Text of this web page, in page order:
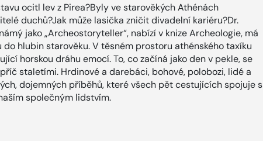
ocitl lev z Pirea?Byly ve starověkých Athénách
duchů?Jak může lasička zničit divadelní kariéru?Dr.
jako „Archeostoryteller“, nabízí v knize Archeologie, má
hlubin starověku. V těsném prostoru athénského taxíku
horskou dráhu emocí. To, co začíná jako den v pekle, se
staletími. Hrdinové a darebáci, bohové, polobozi, lidé a
dojemných příběhů, které všech pět cestujících spojuje s
společným lidstvím.